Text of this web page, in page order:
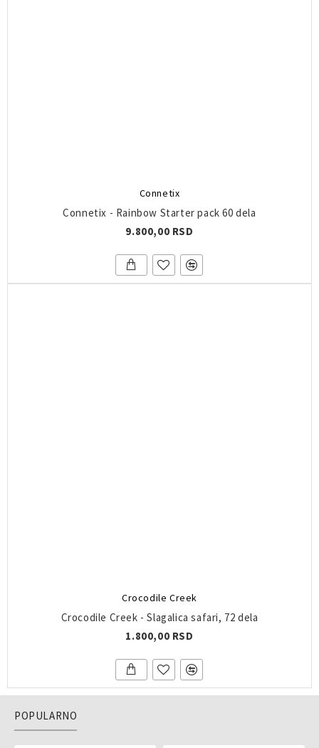
Connetix
Connetix - Rainbow Starter pack 60 dela
9.800,00 RSD
Crocodile Creek
Crocodile Creek - Slagalica safari, 72 dela
1.800,00 RSD
POPULARNO